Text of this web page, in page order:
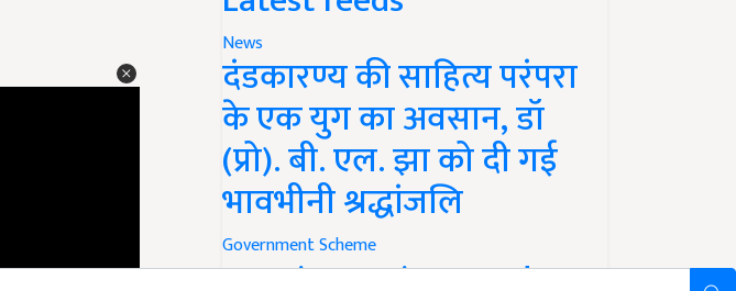
News
दंडकारण्य की साहित्य परंपरा
के एक युग का अवसान, डॉ
(प्रो). बी. एल. झा को दी गई
भावभीनी श्रद्धांजलि
Government Scheme